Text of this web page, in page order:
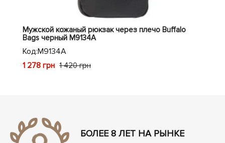
Мужской кожаный рюкзак через плечо Buffalo
Bags черный M9134A
Код:M9134A
1 278 грн 1 420 грн
БОЛЕЕ 8 ЛЕТ НА РЫНКЕ